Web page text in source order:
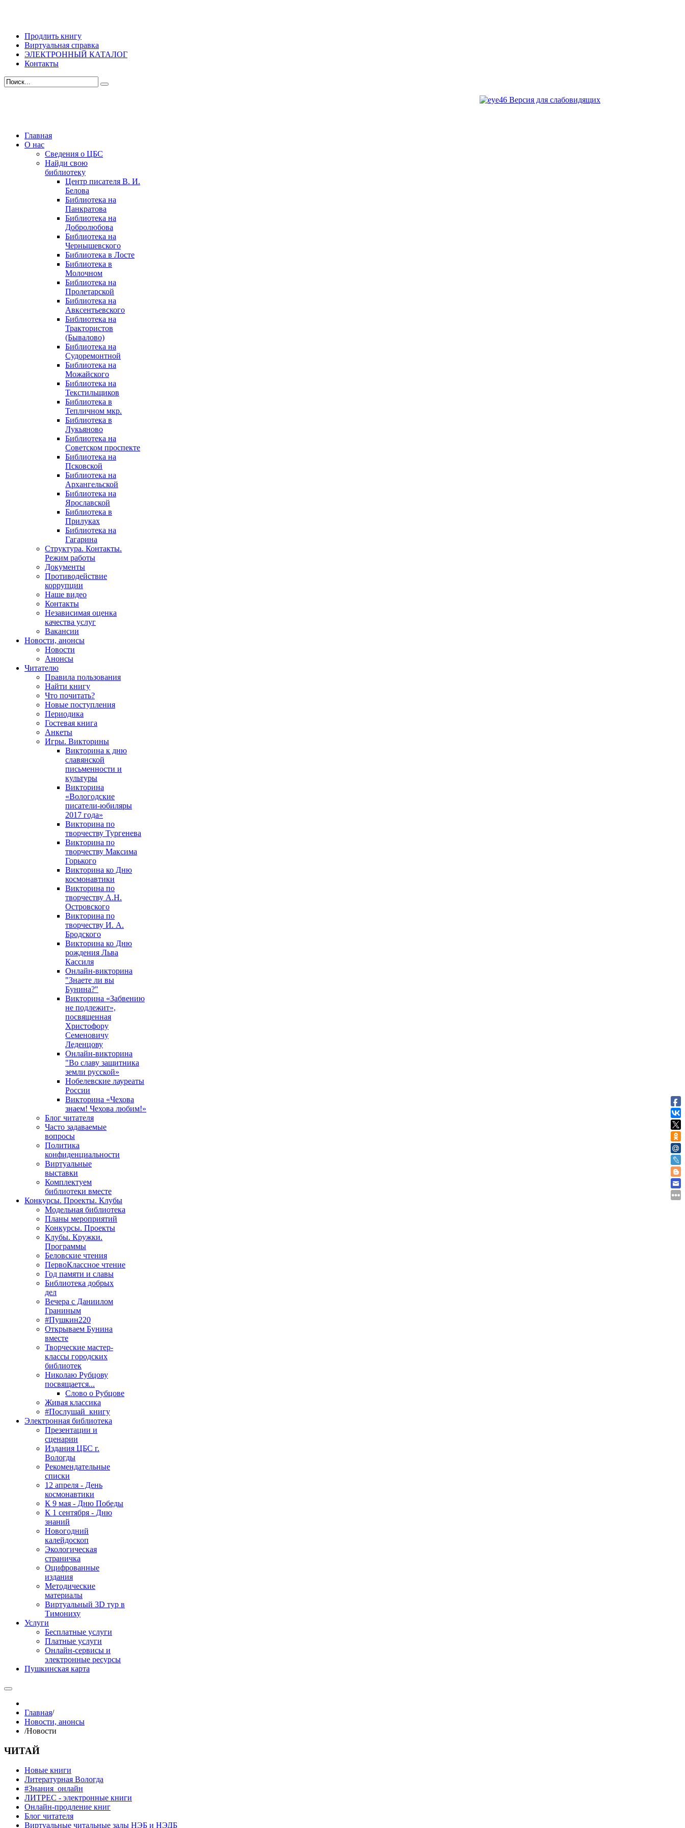
Продлить книгу
Виртуальная справка
ЭЛЕКТРОННЫЙ КАТАЛОГ
Контакты
Версия для слабовидящих
Главная
О нас
Сведения о ЦБС
Найди свою
библиотеку
Центр писателя В. И.
Белова
Библиотека на
Панкратова
Библиотека на
Добролюбова
Библиотека на
Чернышевского
Библиотека в Лосте
Библиотека в
Молочном
Библиотека на
Пролетарской
Библиотека на
Авксентьевского
Библиотека на
Трактористов
(Бывалово)
Библиотека на
Судоремонтной
Библиотека на
Можайского
Библиотека на
Текстильщиков
Библиотека в
Тепличном мкр.
Библиотека в
Лукьяново
Библиотека на
Советском проспекте
Библиотека на
Псковской
Библиотека на
Архангельской
Библиотека на
Ярославской
Библиотека в
Прилуках
Библиотека на
Гагарина
Структура. Контакты.
Режим работы
Документы
Противодействие
коррупции
Наше видео
Контакты
Независимая оценка
качества услуг
Вакансии
Новости, анонсы
Новости
Анонсы
Читателю
Правила пользования
Найти книгу
Что почитать?
Новые поступления
Периодика
Гостевая книга
Анкеты
Игры. Викторины
Викторина к дню
славянской
письменности и
культуры
Викторина
«Вологодские
писатели-юбиляры
2017 года»
Викторина по
творчеству Тургенева
Викторина по
творчеству Максима
Горького
Викторина ко Дню
космонавтики
Викторина по
творчеству А.Н.
Островского
Викторина по
творчеству И. А.
Бродского
Викторина ко Дню
рождения Льва
Кассиля
Онлайн-викторина
"Знаете ли вы
Бунина?"
Викторина «Забвению
не подлежит»,
посвященная
Христофору
Семеновичу
Леденцову
Онлайн-викторина
"Во славу защитника
земли русской»
Нобелевские лауреаты
России
Викторина «Чехова
знаем! Чехова любим!»
Блог читателя
Часто задаваемые
вопросы
Политика
конфиденциальности
Виртуальные
выставки
Комплектуем
библиотеки вместе
Конкурсы. Проекты. Клубы
Модельная библиотека
Планы мероприятий
Конкурсы. Проекты
Клубы. Кружки.
Программы
Беловские чтения
ПервоКлассное чтение
Год памяти и славы
Библиотека добрых
дел
Вечера с Даниилом
Граниным
#Пушкин220
Открываем Бунина
вместе
Творческие мастер-
классы городских
библиотек
Николаю Рубцову
посвящается...
Слово о Рубцове
Живая классика
#Послушай_книгу
Электронная библиотека
Презентации и
сценарии
Издания ЦБС г.
Вологды
Рекомендательные
списки
12 апреля - День
космонавтики
К 9 мая - Дню Победы
К 1 сентября - Дню
знаний
Новогодний
калейдоскоп
Экологическая
страничка
Оцифрованные
издания
Методические
материалы
Виртуальный 3D тур в
Тимониху
Услуги
Бесплатные услуги
Платные услуги
Онлайн-сервисы и
электронные ресурсы
Пушкинская карта
Главная/
Новости, анонсы
/Новости
ЧИТАЙ
Новые книги
Литературная Вологда
#Знания_онлайн
ЛИТРЕС - электронные книги
Онлайн-продление книг
Блог читателя
Виртуальные читальные залы НЭБ и НЭДБ